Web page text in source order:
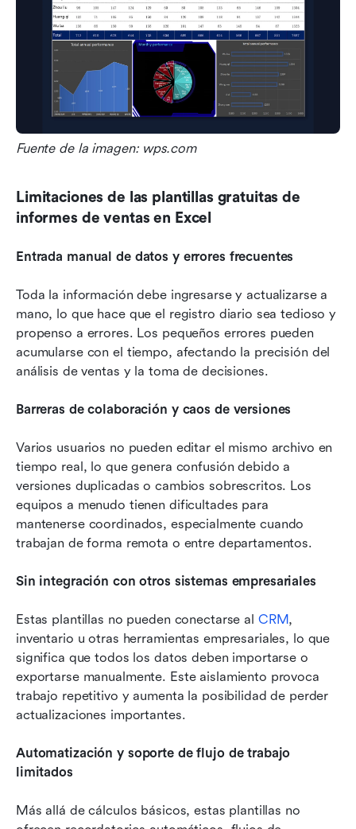
Fuente de la imagen: wps.com
Limitaciones de las plantillas gratuitas de
informes de ventas en Excel
Entrada manual de datos y errores frecuentes
Toda la información debe ingresarse y actualizarse a
mano, lo que hace que el registro diario sea tedioso y
propenso a errores. Los pequeños errores pueden
acumularse con el tiempo, afectando la precisión del
análisis de ventas y la toma de decisiones.
Barreras de colaboración y caos de versiones
Varios usuarios no pueden editar el mismo archivo en
tiempo real, lo que genera confusión debido a
versiones duplicadas o cambios sobrescritos. Los
equipos a menudo tienen dificultades para
mantenerse coordinados, especialmente cuando
trabajan de forma remota o entre departamentos.
Sin integración con otros sistemas empresariales
Estas plantillas no pueden conectarse al CRM,
inventario u otras herramientas empresariales, lo que
significa que todos los datos deben importarse o
exportarse manualmente. Este aislamiento provoca
trabajo repetitivo y aumenta la posibilidad de perder
actualizaciones importantes.
Automatización y soporte de flujo de trabajo
limitados
Más allá de cálculos básicos, estas plantillas no